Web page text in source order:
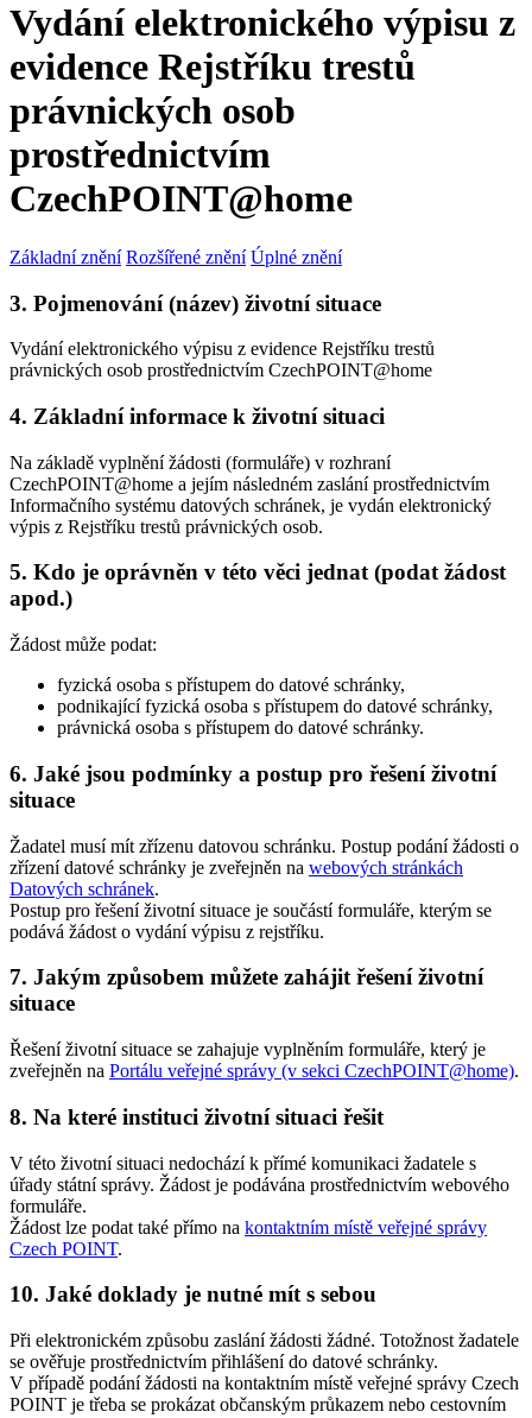
Vydání elektronického výpisu z
evidence Rejstříku trestů
právnických osob
prostřednictvím
CzechPOINT@home
Základní znění Rozšířené znění Úplné znění
3. Pojmenování (název) životní situace
Vydání elektronického výpisu z evidence Rejstříku trestů
právnických osob prostřednictvím CzechPOINT@home
4. Základní informace k životní situaci
Na základě vyplnění žádosti (formuláře) v rozhraní
CzechPOINT@home a jejím následném zaslání prostřednictvím
Informačního systému datových schránek, je vydán elektronický
výpis z Rejstříku trestů právnických osob.
5. Kdo je oprávněn v této věci jednat (podat žádost
apod.)
Žádost může podat:
fyzická osoba s přístupem do datové schránky,
podnikající fyzická osoba s přístupem do datové schránky,
právnická osoba s přístupem do datové schránky.
6. Jaké jsou podmínky a postup pro řešení životní
situace
Žadatel musí mít zřízenu datovou schránku. Postup podání žádosti o
zřízení datové schránky je zveřejněn na webových stránkách
Datových schránek.
Postup pro řešení životní situace je součástí formuláře, kterým se
podává žádost o vydání výpisu z rejstříku.
7. Jakým způsobem můžete zahájit řešení životní
situace
Řešení životní situace se zahajuje vyplněním formuláře, který je
zveřejněn na Portálu veřejné správy (v sekci CzechPOINT@home).
8. Na které instituci životní situaci řešit
V této životní situaci nedochází k přímé komunikaci žadatele s
úřady státní správy. Žádost je podávána prostřednictvím webového
formuláře.
Žádost lze podat také přímo na kontaktním místě veřejné správy
Czech POINT.
10. Jaké doklady je nutné mít s sebou
Při elektronickém způsobu zaslání žádosti žádné. Totožnost žadatele
se ověřuje prostřednictvím přihlášení do datové schránky.
V případě podání žádosti na kontaktním místě veřejné správy Czech
POINT je třeba se prokázat občanským průkazem nebo cestovním